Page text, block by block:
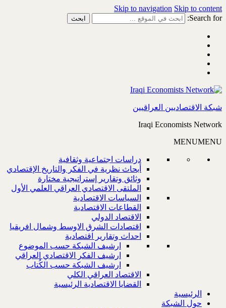
Skip to navigation Skip to content
Search for:
شبكة الاقتصاديين العراقيين
Iraqi Economists Network
MENUMENU
دراسات اجتماعية وثقافية
أبحاث نظرية في الفكر والتاريخ الإقتصادي
وثائق وتقارير إستراتيجية مختارة
الملتقى الاقتصادي العراقي العلمي الأول
السياسات الاقتصادية
القطاعات الاقتصادية
الاقتصاد الدولي
اقتصادات الشرق الاوسط وشمال افريقيا
احداث وتقارير اقتصادية
ارشيف الشبكة حسب الموضوع
ارشيف الفكر الاقتصادي العراقي
ارشيف الشبكة حسب الكُتاب
الاقتصاد العراقي الكلي
القضايا الاقتصادية الرئيسية
الرئيسية
حول الشبكة